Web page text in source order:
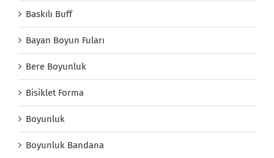
Baskılı Buff
Bayan Boyun Fuları
Bere Boyunluk
Bisiklet Forma
Boyunluk
Boyunluk Bandana